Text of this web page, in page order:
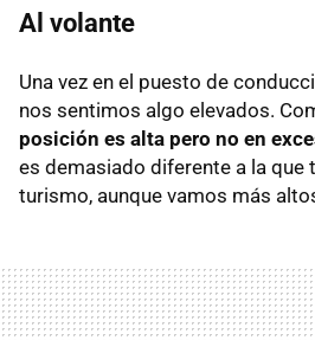
Al volante
Una vez en el puesto de
nos sentimos algo elevados.
posición es alta pero no en
es demasiado diferente a la que
turismo, aunque vamos más